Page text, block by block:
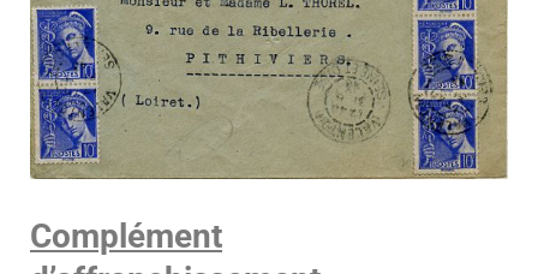
Complément